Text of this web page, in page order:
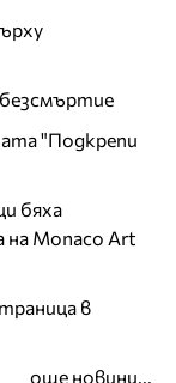
"Подкрепи
бяха
на Monaco Art
в
още новини...